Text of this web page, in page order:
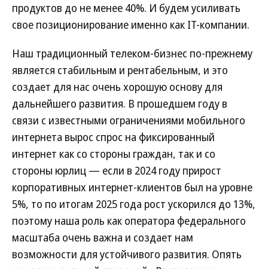
продуктов до не менее 40%. И будем усиливать
свое позиционирование именно как IT-компании.
Наш традиционный телеком-бизнес по-прежнему
является стабильным и рентабельным, и это
создает для нас очень хорошую основу для
дальнейшего развития. В прошедшем году в
связи с известными ограничениями мобильного
интернета вырос спрос на фиксированный
интернет как со стороны граждан, так и со
стороны юрлиц — если в 2024 году прирост
корпоративных интернет-клиентов был на уровне
5%, то по итогам 2025 года рост ускорился до 13%,
поэтому наша роль как оператора федерального
масштаба очень важна и создает нам
возможности для устойчивого развития. Опять